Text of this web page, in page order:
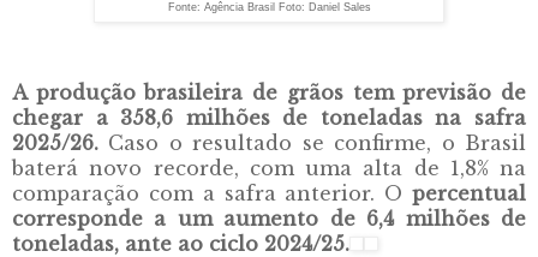
Fonte: Agência Brasil Foto: Daniel Sales
A produção brasileira de grãos tem previsão de
chegar a 358,6 milhões de toneladas na safra
2025/26. Caso o resultado se confirme, o Brasil
baterá novo recorde, com uma alta de 1,8% na
comparação com a safra anterior. O percentual
corresponde a um aumento de 6,4 milhões de
toneladas, ante ao ciclo 2024/25.